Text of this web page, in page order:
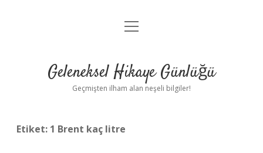
Anasayfa
Yasal Uyarı
menüyü
Geleneksel Hikaye Günlüğü
Geçmişten ilham alan neşeli bilgiler!
Etiket: 1 Brent kaç litre